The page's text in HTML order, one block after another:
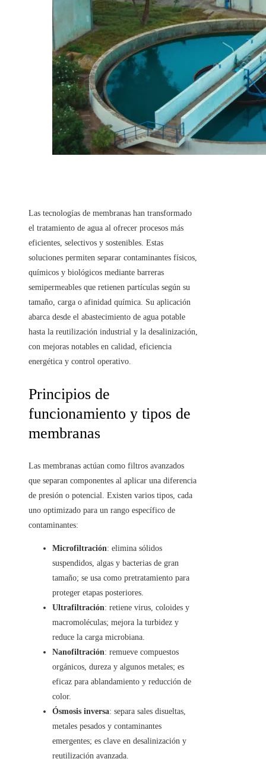
Las tecnologías de membranas han transformado
el tratamiento de agua al ofrecer procesos más
eficientes, selectivos y sostenibles. Estas
soluciones permiten separar contaminantes físicos,
químicos y biológicos mediante barreras
semipermeables que retienen partículas según su
tamaño, carga o afinidad química. Su aplicación
abarca desde el abastecimiento de agua potable
hasta la reutilización industrial y la desalinización,
con mejoras notables en calidad, eficiencia
energética y control operativo.
Principios de
funcionamiento y tipos de
membranas
Las membranas actúan como filtros avanzados
que separan componentes al aplicar una diferencia
de presión o potencial. Existen varios tipos, cada
uno optimizado para un rango específico de
contaminantes:
Microfiltración: elimina sólidos
suspendidos, algas y bacterias de gran
tamaño; se usa como pretratamiento para
proteger etapas posteriores.
Ultrafiltración: retiene virus, coloides y
macromoléculas; mejora la turbidez y
reduce la carga microbiana.
Nanofiltración: remueve compuestos
orgánicos, dureza y algunos metales; es
eficaz para ablandamiento y reducción de
color.
Ósmosis inversa: separa sales disueltas,
metales pesados y contaminantes
emergentes; es clave en desalinización y
reutilización avanzada.